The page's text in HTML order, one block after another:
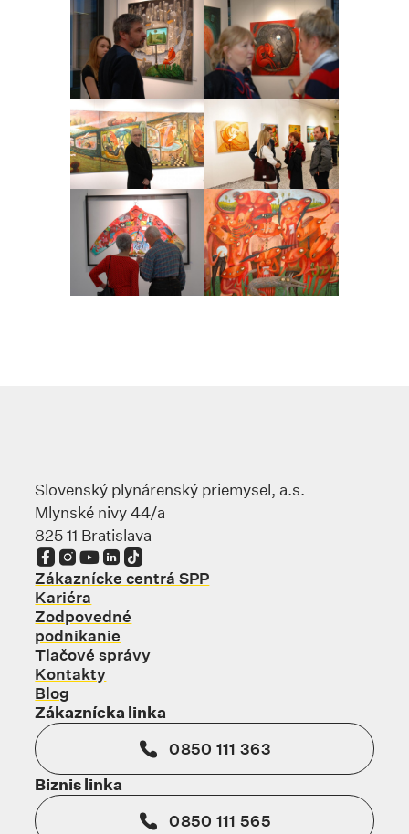
Slovenský plynárenský priemysel, a.s.
Mlynské nivy 44/a
825 11 Bratislava
Odkaz sa otvorí na novej karte
Odkaz sa otvorí na novej karte
Odkaz sa otvorí na novej karte
Odkaz sa otvorí na novej karte
Odkaz sa otvorí na novej karte
Zákaznícke centrá SPP
Kariéra
Zodpovedné
podnikanie
Tlačové správy
Kontakty
Blog
Zákaznícka linka
0850 111 363
Biznis linka
0850 111 565